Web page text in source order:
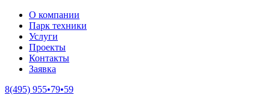
О компании
Парк техники
Услуги
Проекты
Контакты
Заявка
8(495) 955•79•59